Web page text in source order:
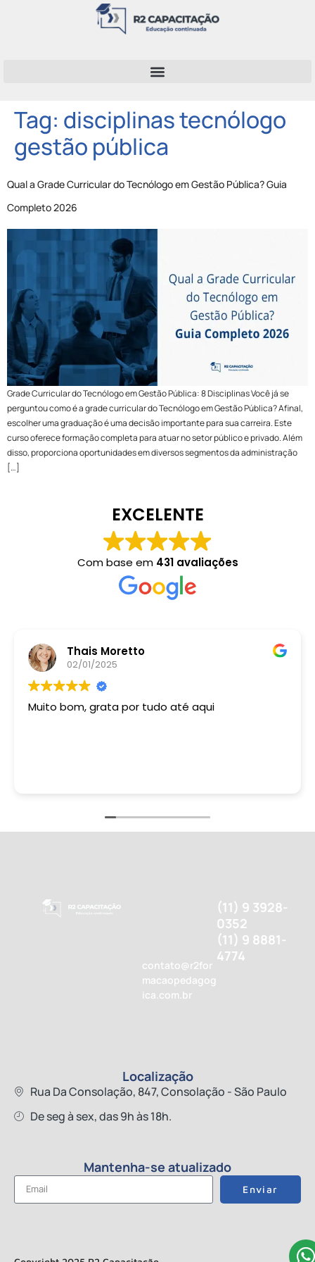
Tag: disciplinas tecnólogo
gestão pública
Qual a Grade Curricular do Tecnólogo em Gestão Pública? Guia
Completo 2026
Grade Curricular do Tecnólogo em Gestão Pública: 8 Disciplinas Você já se
perguntou como é a grade curricular do Tecnólogo em Gestão Pública? Afinal,
escolher uma graduação é uma decisão importante para sua carreira. Este
curso oferece formação completa para atuar no setor público e privado. Além
disso, proporciona oportunidades em diversos segmentos da administração
[…]
EXCELENTE
Com base em 431 avaliações
Thais Moretto
02/01/2025
Muito bom, grata por tudo até aqui
contato@r2for
macaopedagog
ica.com.br
(11) 9 3928-
0352
(11) 9 8881-
4774
Localização
Rua Da Consolação, 847, Consolação - São Paulo
De seg à sex, das 9h às 18h.
Mantenha-se atualizado
Enviar